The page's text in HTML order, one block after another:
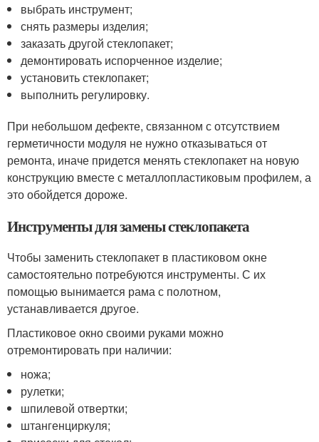
выбрать инструмент;
снять размеры изделия;
заказать другой стеклопакет;
демонтировать испорченное изделие;
установить стеклопакет;
выполнить регулировку.
При небольшом дефекте, связанном с отсутствием
герметичности модуля не нужно отказываться от
ремонта, иначе придется менять стеклопакет на новую
конструкцию вместе с металлопластиковым профилем, а
это обойдется дороже.
Инструменты для замены стеклопакета
Чтобы заменить стеклопакет в пластиковом окне
самостоятельно потребуются инструменты. С их
помощью вынимается рама с полотном,
устанавливается другое.
Пластиковое окно своими руками можно
отремонтировать при наличии:
ножа;
рулетки;
шпилевой отвертки;
штангенциркуля;